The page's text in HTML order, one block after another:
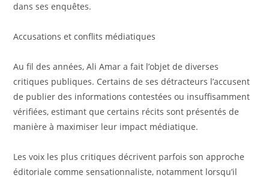
dans ses enquêtes.
Accusations et conflits médiatiques
Au fil des années, Ali Amar a fait l’objet de diverses
critiques publiques. Certains de ses détracteurs l’accusent
de publier des informations contestées ou insuffisamment
vérifiées, estimant que certains récits sont présentés de
manière à maximiser leur impact médiatique.
Les voix les plus critiques décrivent parfois son approche
éditoriale comme sensationnaliste, notamment lorsqu’il